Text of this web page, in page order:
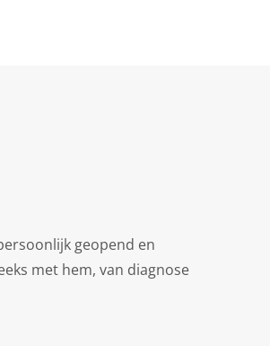
geopend en
met hem, van diagnose